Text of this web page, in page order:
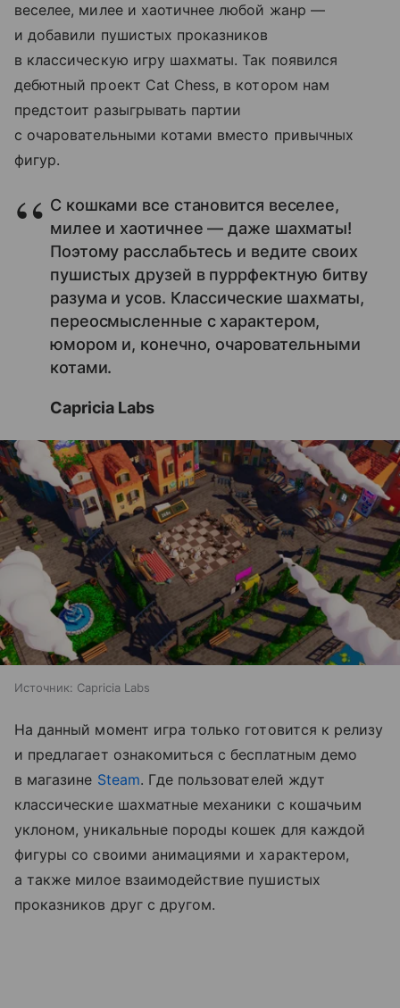
веселее, милее и хаотичнее любой жанр —
и добавили пушистых проказников
в классическую игру шахматы. Так появился
дебютный проект Cat Chess, в котором нам
предстоит разыгрывать партии
с очаровательными котами вместо привычных
фигур.
С кошками все становится веселее,
милее и хаотичнее — даже шахматы!
Поэтому расслабьтесь и ведите своих
пушистых друзей в пуррфектную битву
разума и усов. Классические шахматы,
переосмысленные с характером,
юмором и, конечно, очаровательными
котами.
Capricia Labs
Источник: Capricia Labs
На данный момент игра только готовится к релизу
и предлагает ознакомиться с бесплатным демо
в магазине Steam. Где пользователей ждут
классические шахматные механики с кошачьим
уклоном, уникальные породы кошек для каждой
фигуры со своими анимациями и характером,
а также милое взаимодействие пушистых
проказников друг с другом.